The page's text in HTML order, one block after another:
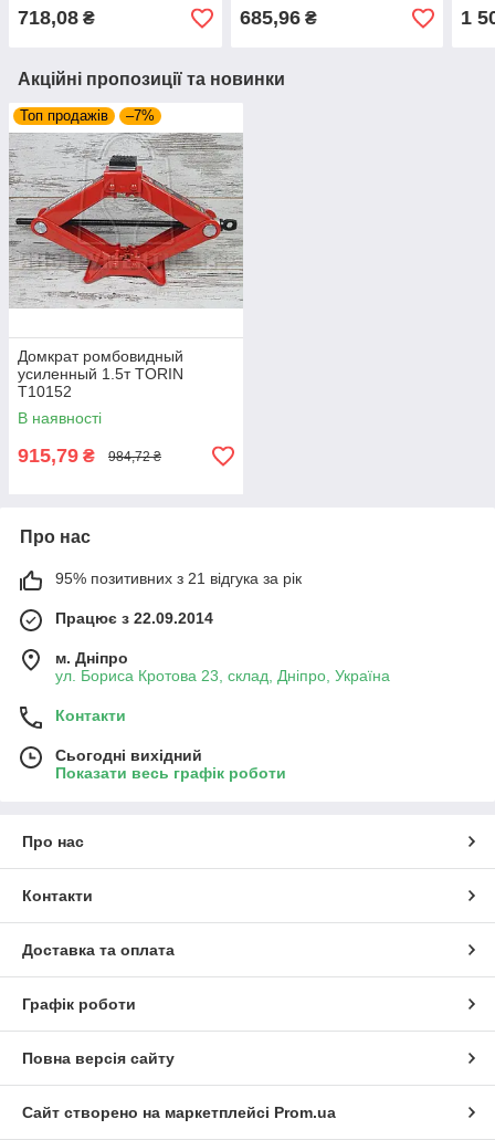
718,08 ₴ 685,96₴ 1
Акційні пропозиції та новинки
Топ продажів –7%
Домкрат ромбовидный
усиленный 1.5т TORIN
T10152
В наявності
915,79 ₴ 984,72 ₴
Про нас
95% позитивних з 21 відгука за рік
Працює з 22.09.2014
м. Дніпро
ул. Бориса Кротова 23, склад, Дніпро, Україна
Контакти
Сьогодні вихідний
Показати весь графік роботи
Про нас
Контакти
Доставка та оплата
Графік роботи
Повна версія сайту
Сайт створено на маркетплейсі Prom.ua